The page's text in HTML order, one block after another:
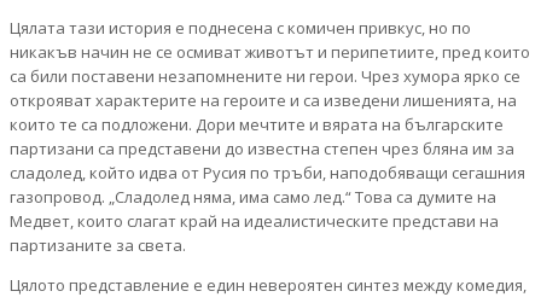
Цялата тази история е поднесена с комичен привкус, но по
никакъв начин не се осмиват животът и перипетиите, пред които
са били поставени незапомнените ни герои. Чрез хумора ярко се
открояват характерите на героите и са изведени лишенията, на
които те са подложени. Дори мечтите и вярата на българските
партизани са представени до известна степен чрез бляна им за
сладолед, който идва от Русия по тръби, наподобяващи сегашния
газопровод. „Сладолед няма, има само лед.“ Това са думите на
Медвет, които слагат край на идеалистическите представи на
партизаните за света.
Цялото представление е един невероятен синтез между комедия,